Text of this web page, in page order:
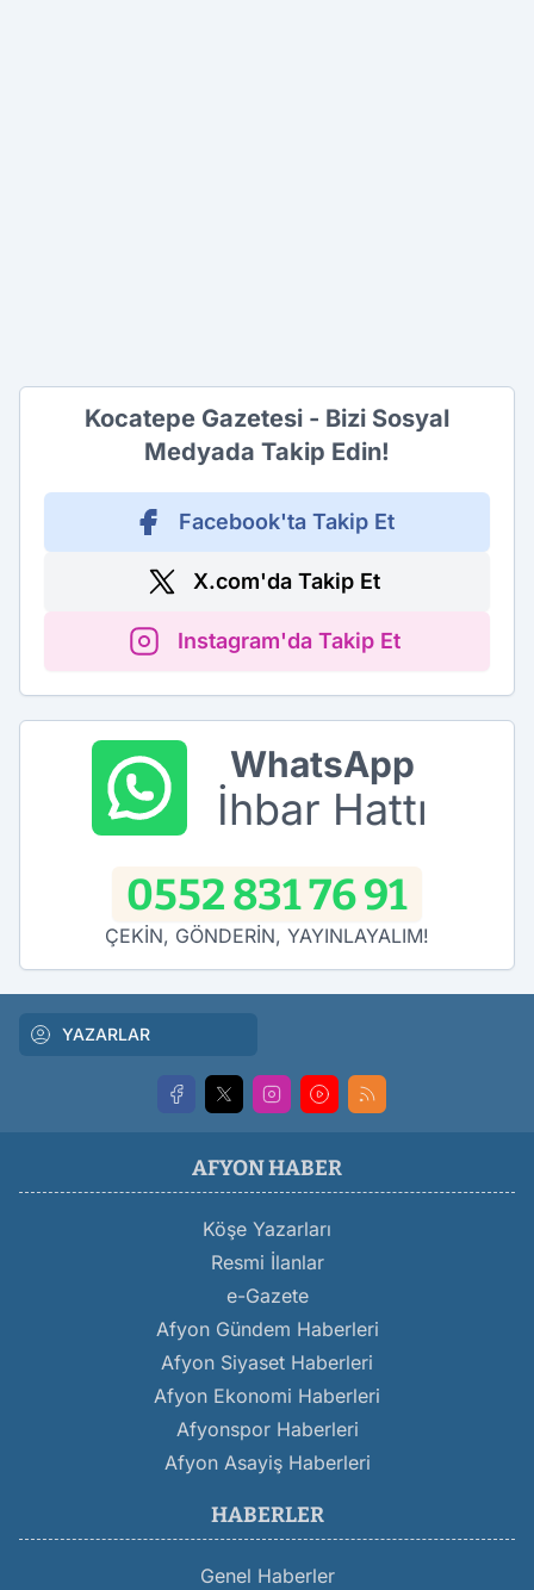
Kocatepe Gazetesi - Bizi Sosyal
Medyada Takip Edin!
Facebook'ta Takip Et
X.com'da Takip Et
Instagram'da Takip Et
WhatsApp
İhbar Hattı
0552 831 76 91
ÇEKİN, GÖNDERİN, YAYINLAYALIM!
YAZARLAR
AFYON HABER
Köşe Yazarları
Resmi İlanlar
e-Gazete
Afyon Gündem Haberleri
Afyon Siyaset Haberleri
Afyon Ekonomi Haberleri
Afyonspor Haberleri
Afyon Asayiş Haberleri
HABERLER
Genel Haberler